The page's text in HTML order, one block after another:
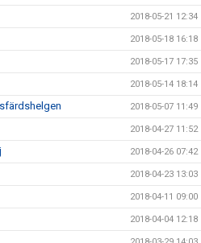
2018-05-21 12:34
2018-05-18 16:18
2018-05-17 17:35
2018-05-14 18:14
2018-05-07 11:49
2018-04-27 11:52
2018-04-26 07:42
2018-04-23 13:03
2018-04-11 09:00
2018-04-04 12:18